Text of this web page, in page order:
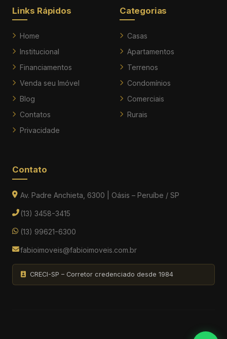
Links Rápidos
Home
Institucional
Financiamentos
Venda seu Imóvel
Blog
Contatos
Privacidade
Categorias
Casas
Apartamentos
Terrenos
Condomínios
Comerciais
Rurais
Contato
Av. Padre Anchieta, 6300 | Oásis – Peruíbe / SP
(13) 3458-3415
(13) 99621-6300
fabioimoveis@fabioimoveis.com.br
CRECI-SP – Corretor credenciado desde 1984